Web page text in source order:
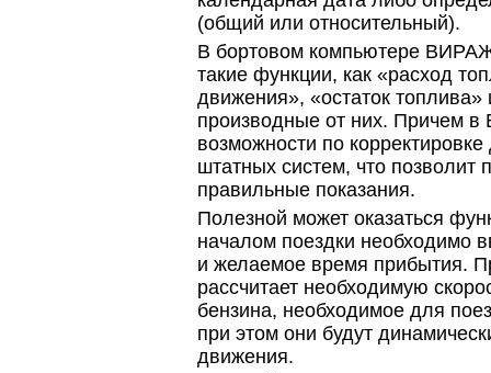
(общий или относительный).
В бортовом компьютере
такие функции, как «расход
движения», «остаток
производные от них. Причем
возможности по
штатных систем, что позволит
правильные показания.
Полезной может оказаться
началом поездки необходимо
и желаемое время прибытия.
рассчитает необходимую
бензина, необходимое для
при этом они будут
движения.